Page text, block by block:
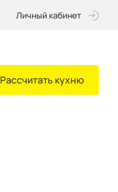
Личный кабинет
Рассчитать кухню